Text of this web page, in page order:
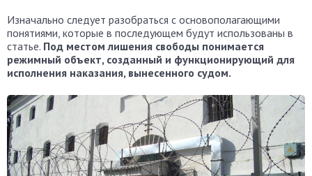
Изначально следует разобраться с основополагающими
понятиями, которые в последующем будут использованы в
статье. Под местом лишения свободы понимается
режимный объект, созданный и функционирующий для
исполнения наказания, вынесенного судом.